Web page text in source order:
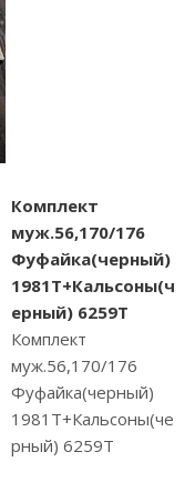
Комплект
муж.56,170/176
Фуфайка(черный)
1981Т+Кальсоны(ч
ерный) 6259Т
Комплект
муж.56,170/176
Фуфайка(черный)
1981Т+Кальсоны(че
рный) 6259Т